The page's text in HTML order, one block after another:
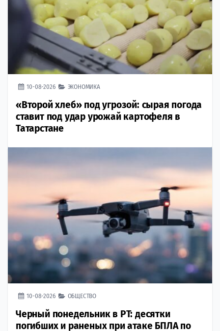
10-08-2026 ЭКОНОМИКА
«Второй хлеб» под угрозой: сырая погода
ставит под удар урожай картофеля в
Татарстане
10-08-2026 ОБЩЕСТВО
Черный понедельник в РТ: десятки
погибших и раненых при атаке БПЛА по